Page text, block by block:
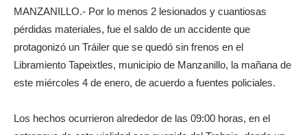
MANZANILLO.- Por lo menos 2 lesionados y cuantiosas
pérdidas materiales, fue el saldo de un accidente que
protagonizó un Tráiler que se quedó sin frenos en el
Libramiento Tapeixtles, municipio de Manzanillo, la mañana de
este miércoles 4 de enero, de acuerdo a fuentes policiales.
Los hechos ocurrieron alrededor de las 09:00 horas, en el